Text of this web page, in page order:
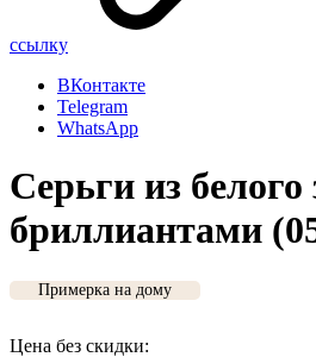
ссылку
ВКонтакте
Telegram
WhatsApp
Серьги из белого
бриллиантами
Примерка на дому
Цена без скидки: